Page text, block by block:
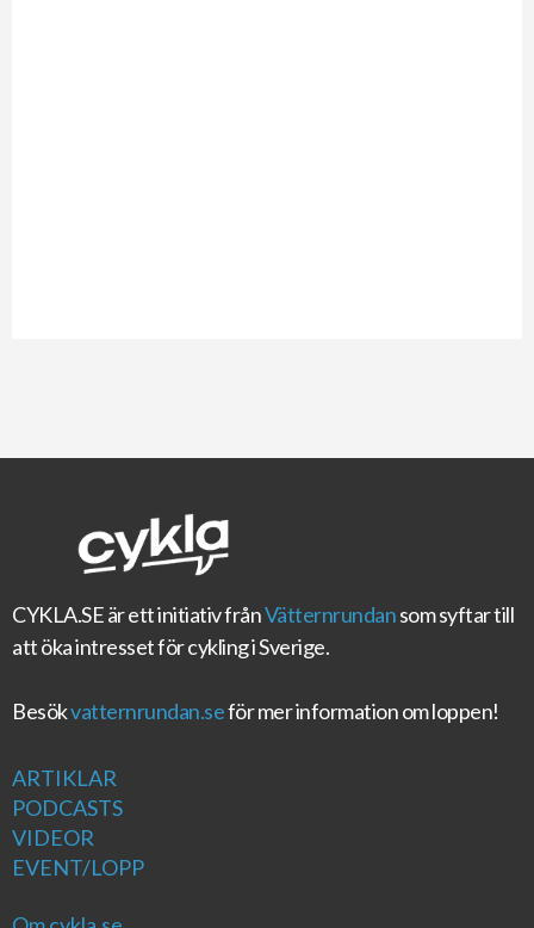
CYKLA.SEär ett initiativ frånVätternrundansom syftar till
att öka intresset för cykling i Sverige.
Besökvatternrundan.seför mer information om loppen!
ARTIKLAR
PODCASTS
VIDEOR
EVENT/LOPP